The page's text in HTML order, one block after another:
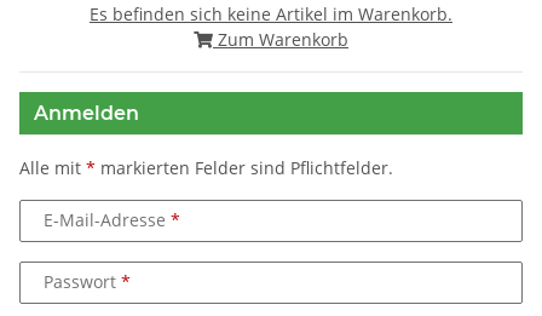
Es befinden sich keine Artikel im Warenkorb.
Zum Warenkorb
Anmelden
Alle mit * markierten Felder sind Pflichtfelder.
E-Mail-Adresse
Passwort